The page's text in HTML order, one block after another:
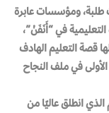
طلبة، ومؤسسات عابرة
في “أَنَفَنْ”،
قصة التعليم الهادف
في ملف النجاح
انطلق عاليًا من